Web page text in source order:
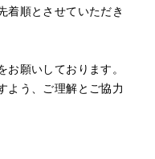
着順とさせていただき
願いしております。
よう、ご理解とご協力